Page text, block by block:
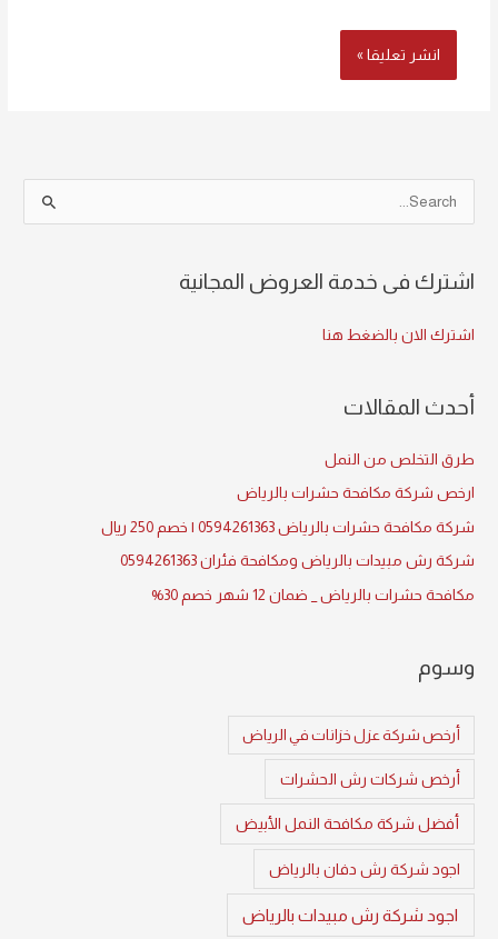
c
o
اشترك فى خدمة العروض المجانية
اشترك الان بالضغط هنا
أحدث المقالات
طرق التخلص من النمل
ارخص شركة مكافحة حشرات بالرياض
شركة مكافحة حشرات بالرياض 0594261363 | خصم 250 ريال
شركة رش مبيدات بالرياض ومكافحة فئران 0594261363
مكافحة حشرات بالرياض _ ضمان 12 شهر خصم 30%
وسوم
أرخص شركة عزل خزانات في الرياض
أرخص شركات رش الحشرات
أفضل شركة مكافحة النمل الأبيض
اجود شركة رش دفان بالرياض
اجود شركة رش مبيدات بالرياض